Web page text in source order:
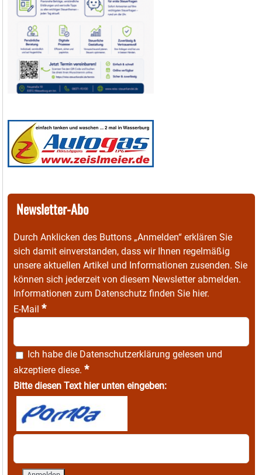
Newsletter-Abo
Durch Anklicken des Buttons „Anmelden“ erklären Sie
sich damit einverstanden, dass wir Ihnen regelmäßig
unsere aktuellen Artikel und Informationen zusenden. Sie
können sich jederzeit von diesem Newsletter abmelden.
Informationen zum Datenschutz finden Sie hier.
E-Mail *
Ich habe die Datenschutzerklärung gelesen und
akzeptiere diese. *
Bitte diesen Text hier unten eingeben: